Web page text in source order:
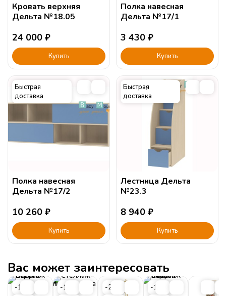
Кровать верхняя
Дельта №18.05
24 000 ₽
Купить
Полка навесная
Дельта №17/1
3 430 ₽
Купить
Быстрая
доставка
Полка навесная
Дельта №17/2
10 260 ₽
Купить
Быстрая
доставка
Лестница Дельта
№23.3
8 940 ₽
Купить
Вас может заинтересовать
-15%
-15%
-20%
-15%